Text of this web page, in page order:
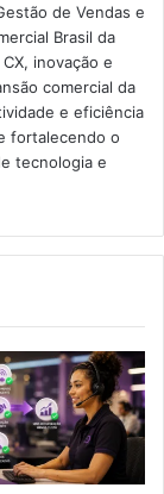
de Vendas e
Brasil da
inovação e
comercial da
e eficiência
fortalecendo o
tecnologia e